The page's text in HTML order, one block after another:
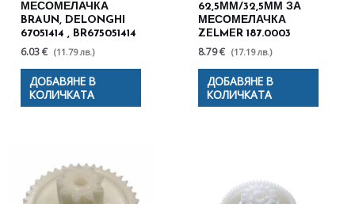
МЕСОМЕЛАЧКА
BRAUN, DELONGHI
67051414 , BR675051414
6.03 € (11.79 лв.)
ДОБАВЯНЕ В
КОЛИЧКАТА
62,5ММ/32,5ММ ЗА
МЕСОМЕЛАЧКА
ZELMER 187.0003
8.79 € (17.19 лв.)
ДОБАВЯНЕ В
КОЛИЧКАТА